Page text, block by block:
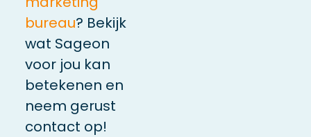
bureau? Bekijk
wat Sageon
voor jou kan
betekenen en
neem gerust
contact op!